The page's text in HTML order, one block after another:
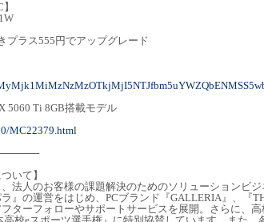
プラス555円でアップグレード
5060 Ti 8GB搭載モデル
MC22379.html
いて】
法人のお客様の課題解決のためのソリューションビ
』の運営をはじめ、PCブランド『GALLERIA』、『
ターフォローやサポートサービスを展開。さらに、